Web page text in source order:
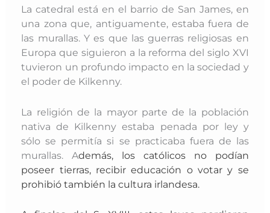
La catedral está en el barrio de San James, en
una zona que, antiguamente, estaba fuera de
las murallas. Y es que las guerras religiosas en
Europa que siguieron a la reforma del siglo XVI
tuvieron un profundo impacto en la sociedad y
el poder de Kilkenny.
La religión de la mayor parte de la población
nativa de Kilkenny estaba penada por ley y
sólo se permitía si se practicaba fuera de las
murallas. Además, los católicos no podían
poseer tierras, recibir educación o votar y se
prohibió también la cultura irlandesa.